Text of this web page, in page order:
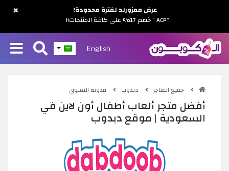
English
جميع المتاجر دبدوب مدونة التسوق
أفضل متجر ألعاب أطفال أون لاين في
السعودية | موقع دبدوب
×
عرض ممزورلد لفترة محدودة!
"ACP " خصم 17% على كافة المنتجات!!